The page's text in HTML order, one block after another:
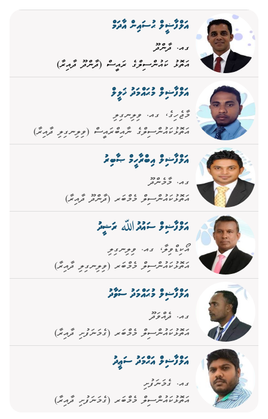
އަލްފާޟީލް ޙުސައިން އާދަމް
ގއ. ދާންދޫ
އަތޮޅު ކައުންސިލްގެ ރައީސް (ދާންދޫ ދާއިރާ)
އަލްފާޟިލް މުޙައްމަދު ޚަލީލް
މާޖެހިގެ، ގއ. ވިލިނގިލި
އަތޮޅުކައުންސިލްގެ ނާއިބްރައީސް (ވިލިނގިލި ދާއިރާ)
އަލްފާޟިލް އިބްރާހީމް ޞާބިރު
ގއ. މާމެންދޫ
އަތޮޅުކައުންސިލް މެމްބަރ (ދާންދޫ ދާއިރާ)
އަލްފާޟިލް ސައުދުﷲ ރަޝީދު
އޯކިޑްވިލާ، ގއ. ވިލިނގިލި
އަތޮޅުކައުންސިލް މެމްބަރ (ވިލިނގިލި ދާއިރާ)
އަލްފާޟިލް މުޙައްމަދު ސަވާދު
ގއ. ދެއްވަދޫ
އަތޮޅުކައުންސިލް މެމްބަރ (ގެމަނަފުށި ދާއިރާ)
އަލްފާޟިލް އަޙްމަދު ސަޢީދު
ގއ. ގެމަނަފުށި
އަތޮޅުކައުންސިލް މެމްބަރ (ގެމަނަފުށި ދާއިރާ)